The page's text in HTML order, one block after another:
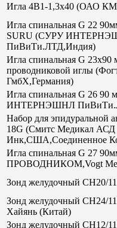
Игла 4В1-1,3х40 (ОАО
Игла спинальная G 22
SURU (СУРУ
ПиВиТи.ЛТД,Индия)
Игла спинальная G 23х90
проводниковой иглы
ГмбХ,Германия)
Игла спинальная G 26
ИНТЕРНЭШНЛ
Набор для эпидуральной
18G (Смитс Медикал АСД
Инк,США,Соединенное
Игла спинальная G 27
ПРОВОДНИКОМ,Vogt
Зонд желудочный СН20/
Зонд желудочный СН24/
Хайянь (Китай)
Зонд желудочный CH12/